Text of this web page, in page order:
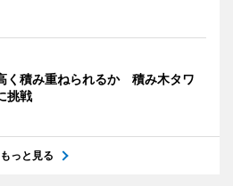
く積み重ねられるか 積み木タワ
挑戦
もっと見る